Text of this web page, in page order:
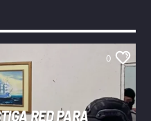
0
RED PARA